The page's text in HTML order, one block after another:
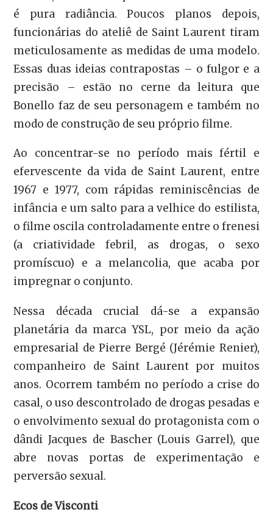
é pura radiância. Poucos planos depois,
funcionárias do ateliê de Saint Laurent tiram
meticulosamente as medidas de uma modelo.
Essas duas ideias contrapostas – o fulgor e a
precisão – estão no cerne da leitura que
Bonello faz de seu personagem e também no
modo de construção de seu próprio filme.
Ao concentrar-se no período mais fértil e
efervescente da vida de Saint Laurent, entre
1967 e 1977, com rápidas reminiscências de
infância e um salto para a velhice do estilista,
o filme oscila controladamente entre o frenesi
(a criatividade febril, as drogas, o sexo
promíscuo) e a melancolia, que acaba por
impregnar o conjunto.
Nessa década crucial dá-se a expansão
planetária da marca YSL, por meio da ação
empresarial de Pierre Bergé (Jérémie Renier),
companheiro de Saint Laurent por muitos
anos. Ocorrem também no período a crise do
casal, o uso descontrolado de drogas pesadas e
o envolvimento sexual do protagonista com o
dândi Jacques de Bascher (Louis Garrel), que
abre novas portas de experimentação e
perversão sexual.
Ecos de Visconti